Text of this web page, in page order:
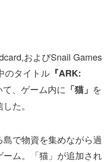
およびSnail Games
のタイトル 『ARK:
て、ゲーム内に 「猫」 を
た。
で物資を集めながら過
ム。「猫」が追加され